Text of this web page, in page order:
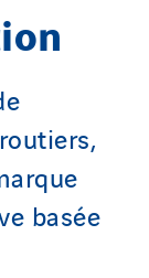
basée